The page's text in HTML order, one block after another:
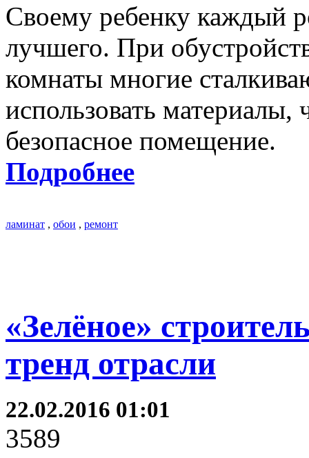
Своему ребенку каждый
лучшего. При
комнаты многие
использовать материалы,
безопасное помещение.
Подробнее
ламинат , обои , ремонт
«Зелёное»
тренд отрасли
22.02.2016 01:01
3589